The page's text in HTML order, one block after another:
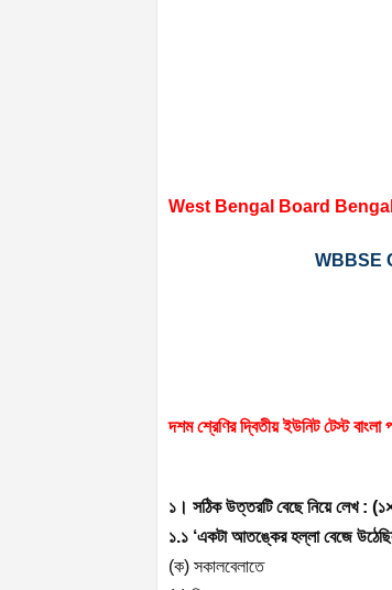
West Bengal Board
WBBSE
দশম শ্রেণির দ্বিতীয় ইউনিট টেস্ট বাংলা
১। সঠিক উত্তরটি বেছে নিয়ে লেখ : (১
১.১ ‘একটা আতঙ্কের হল্লা বেজে
(ক) সকালবেলাতে